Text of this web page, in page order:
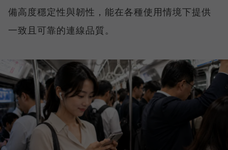
備高度穩定性與韌性，能在各種使用情境下提供
一致且可靠的連線品質。